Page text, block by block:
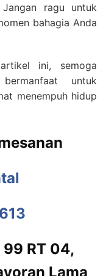
ragu untuk
bahagia Anda
ini, semoga
untuk
menempuh hidup
RT 04,
Lama